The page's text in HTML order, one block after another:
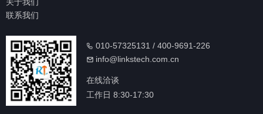
联系我们
010-57325131 / 400-9691-226
info@linkstech.com.cn
在线洽谈
工作日 8:30-17:30